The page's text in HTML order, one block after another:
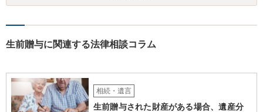
生前贈与に関連する法律相談コラム
相続・遺言
生前贈与された財産がある場合、遺産分